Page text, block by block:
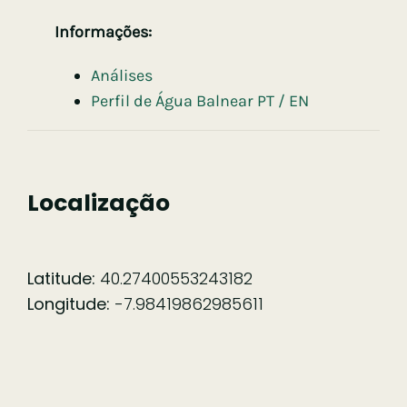
Informações:
Análises
Perfil de Água Balnear PT / EN
Localização
Latitude: 40.27400553243182
Longitude: -7.98419862985611